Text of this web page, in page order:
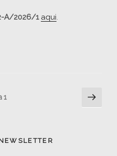
A/2026/1 aqui.
1